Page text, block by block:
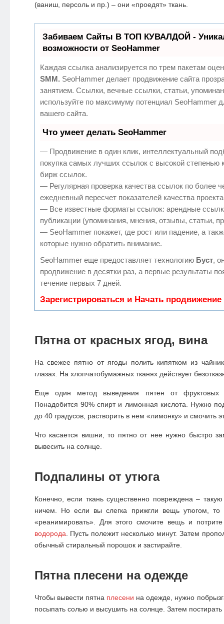
(ваниш, персоль и пр.) – они «проедят» ткань.
Забиваем Сайты В ТОП КУВАЛДОЙ -
возможности от SeoHammer
Каждая ссылка анализируется по трем пакетам
SMM. SeoHammer делает продвижение сайта
занятием. Ссылки, вечные ссылки, статьи,
используйте по максимуму потенциал SeoHammer
вашего сайта.
Что умеет делать SeoHammer
— Продвижение в один клик, интеллектуальный
покупка самых лучших ссылок с высокой степенью
бирж ссылок.
— Регулярная проверка качества ссылок по более
ежедневный пересчет показателей качества
— Все известные форматы ссылок: арендные
публикации (упоминания, мнения, отзывы, статьи,
— SeoHammer покажет, где рост или падение, а
которые нужно обратить внимание.
SeoHammer еще предоставляет технологию Буст,
продвижение в десятки раз, а первые результаты
течение первых 7 дней.
Зарегистрироваться и Начать продвижение
Пятна от красных ягод, вина
На свежее пятно от ягоды полить кипятком из
глазах. На хлопчатобумажных тканях действует
Еще один метод выведения пятен от фруктовых
Понадобится 90% спирт и лимонная кислота. Нужно
до 40 градусов, растворить в нем «лимонку» и смочить
Что касается вишни, то пятно от нее нужно быстро
вывесить на солнце.
Подпалины от утюга
Конечно, если ткань существенно повреждена –
ничем. Но если вы слегка прижгли вещь утюгом, то
«реанимировать». Для этого смочите вещь и
водорода. Пусть полежит несколько минут. Затем
обычный стиральный порошок и застирайте.
Пятна плесени на одежде
Чтобы вывести пятна плесени на одежде, нужно
посыпать солью и высушить на солнце. Затем